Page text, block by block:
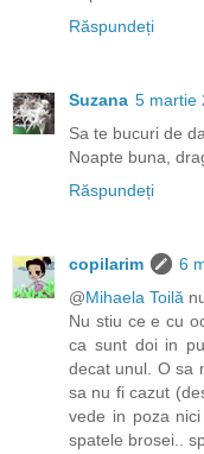
Răspundeți
Suzana 5 martie
Sa te bucuri de
Noapte buna,
Răspundeți
copilarim
6
@Mihaela Toilă
Nu stiu ce e cu
ca sunt doi in
decat unul. O sa
sa nu fi cazut
vede in poza
spatele brosei..